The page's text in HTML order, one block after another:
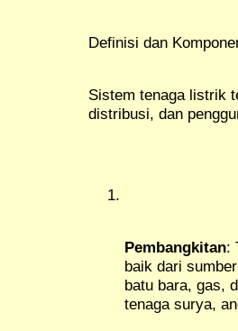
Definisi dan
Sistem tenaga listrik
distribusi, dan
Pembangkitan:
baik dari
batu bara, gas,
tenaga surya,